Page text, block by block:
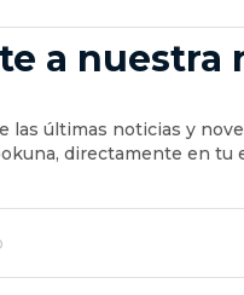
a nuestra
las últimas noticias y
directamente en tu